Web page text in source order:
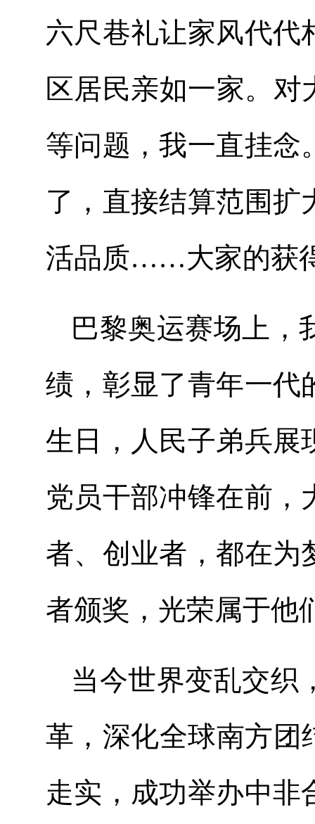
六尺巷礼让家风代代
区居民亲如一家。
等问题，我一直挂念
了，直接结算范围扩
活品质……大家的获
巴黎奥运赛场上，
绩，彰显了青年一代
生日，人民子弟兵展
党员干部冲锋在前，
者、创业者，都在为
者颁奖，光荣属于他
当今世界变乱交织
革，深化全球南方团
走实，成功举办中非